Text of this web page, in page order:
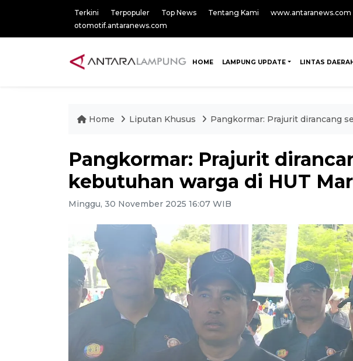
Terkini Terpopuler Top News Tentang Kami www.antaranews.com
otomotif.antaranews.com
HOME LAMPUNG UPDATE LINTAS
Home Liputan Khusus Pangkormar: Prajurit dirancang
Pangkormar: Prajurit
kebutuhan warga di HUT
Minggu, 30 November 2025 16:07 WIB